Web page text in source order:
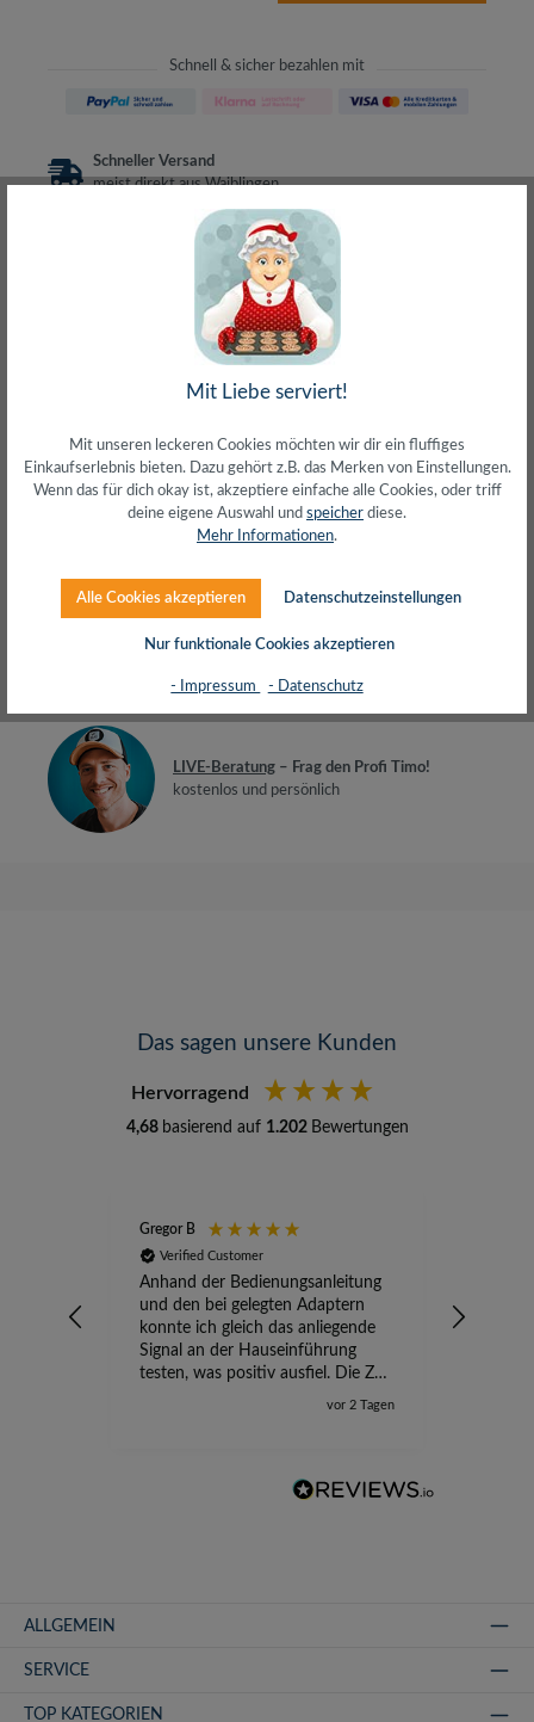
Schnell & sicher bezahlen mit
Schneller Versand
meist direkt aus Waiblingen
30 Tage Rückgaberecht
ohne Risiko bestellen
– Frag den Profi!
kostenlos und persönlich
Über 20+ Jahre Erfahrung
wir wissen von was wir sprechen
Beschreibung
Patchkabel CAT.6 RJ45 U/UTP 250MHzUngeschirmtes
Twisted Pair Kabel2 x RJ45 Stecker ungeschirmt4 x 2 x
Herstellerinfos
LIVE-Beratung – Frag den Profi Timo!
kostenlos und persönlich
Das sagen unsere Kunden
Hervorragend
4,68 basierend auf 1.202 Bewertungen
Gregor B
Verified Customer
Anhand der Bedienungsanleitung
und den bei gelegten Adaptern
konnte ich gleich das anliegende
Signal an der Hauseinführung
testen, was positiv ausfiel. Die Zeit
der Ungewissheit ist jetzt vorbei,
vor 2 Tagen
ALLGEMEIN
SERVICE
TOP KATEGORIEN
Mit Liebe serviert!
Mit unseren leckeren Cookies möchten wir dir ein fluffiges
Einkaufserlebnis bieten. Dazu gehört z.B. das Merken von Einstellungen.
Wenn das für dich okay ist, akzeptiere einfache alle Cookies, oder triff
deine eigene Auswahl und speicher diese.
Mehr Informationen.
Alle Cookies akzeptieren Datenschutzeinstellungen
Nur funktionale Cookies akzeptieren
- Impressum - Datenschutz